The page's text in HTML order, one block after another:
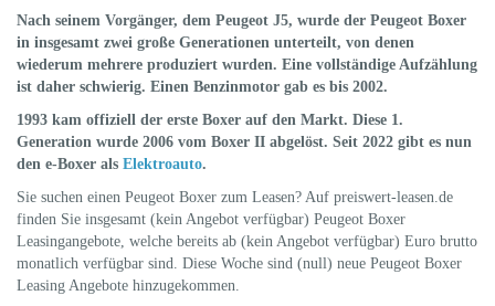
Nach seinem Vorgänger, dem Peugeot J5, wurde der Peugeot Boxer
in insgesamt zwei große Generationen unterteilt, von denen
wiederum mehrere produziert wurden. Eine vollständige Aufzählung
ist daher schwierig. Einen Benzinmotor gab es bis 2002.
1993 kam offiziell der erste Boxer auf den Markt. Diese 1.
Generation wurde 2006 vom Boxer II abgelöst. Seit 2022 gibt es nun
den e-Boxer als Elektroauto.
Sie suchen einen Peugeot Boxer zum Leasen? Auf preiswert-leasen.de
finden Sie insgesamt (kein Angebot verfügbar) Peugeot Boxer
Leasingangebote, welche bereits ab (kein Angebot verfügbar) Euro brutto
monatlich verfügbar sind. Diese Woche sind (null) neue Peugeot Boxer
Leasing Angebote hinzugekommen.